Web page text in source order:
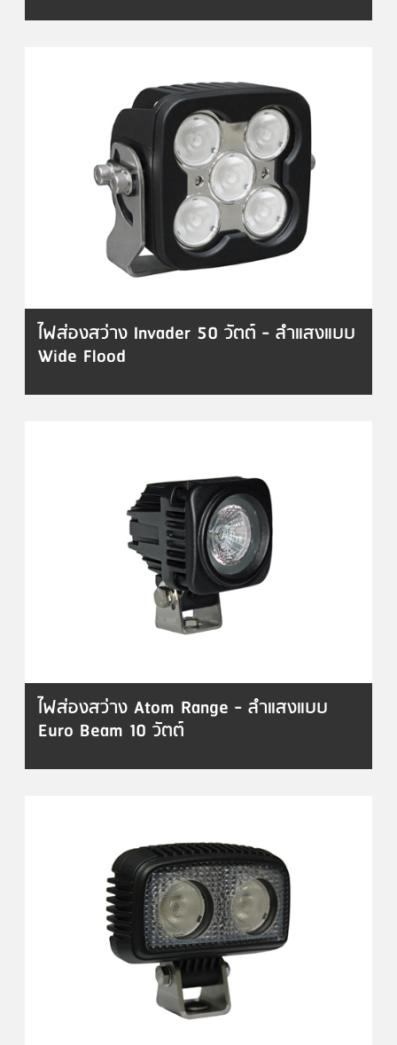
ไฟส่องสว่าง Invader 50 วัตต์ - ลำแสงแบบ
Wide Flood
ไฟส่องสว่าง Atom Range - ลำแสงแบบ
Euro Beam 10 วัตต์